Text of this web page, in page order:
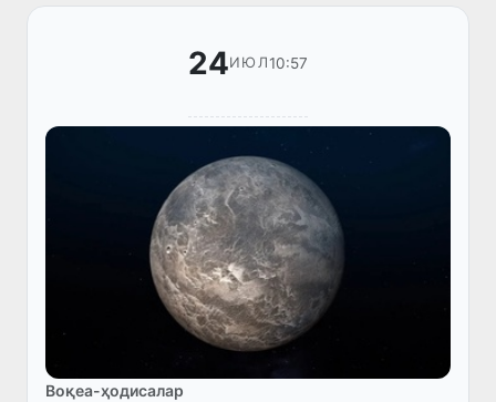
24ИЮЛ10:57
Воқеа-ҳодисалар